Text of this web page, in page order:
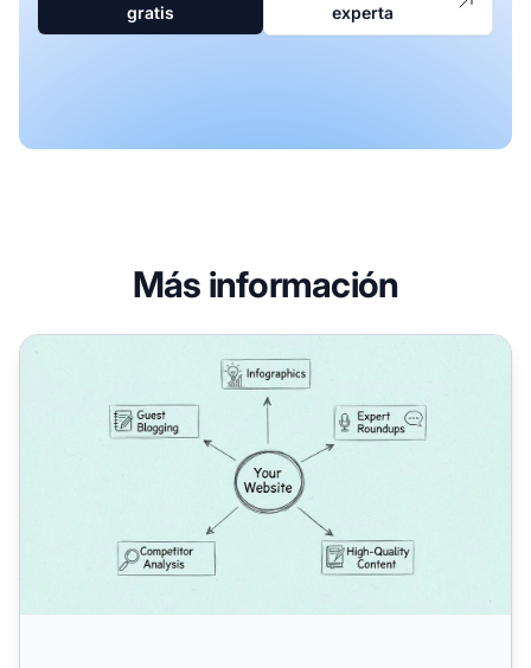
gratis
experta
Más información
¿Cuáles son algunas formas efectivas de obtener